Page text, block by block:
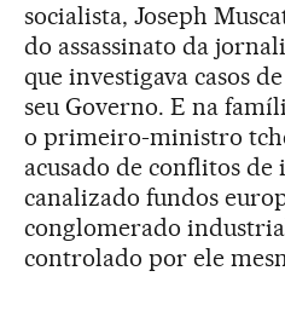
socialista, Joseph
do assassinato da
que investigava casos
seu Governo. E na
o primeiro-ministro
acusado de conflitos
canalizado fundos
conglomerado
controlado por ele